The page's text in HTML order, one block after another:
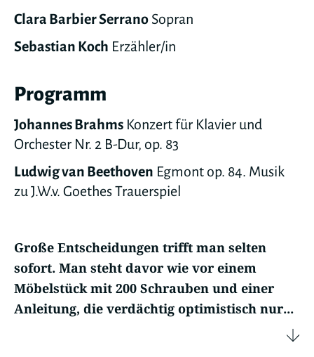
Clara Barbier Serrano Sopran
Sebastian Koch Erzähler/in
Programm
Johannes Brahms Konzert für Klavier und
Orchester Nr. 2 B-Dur, op. 83
Ludwig van Beethoven Egmont op. 84. Musik
zu J.W.v. Goethes Trauerspiel
Große Entscheidungen trifft man selten
sofort. Man steht davor wie vor einem
Möbelstück mit 200 Schrauben und einer
Anleitung, die verdächtig optimistisch nur...